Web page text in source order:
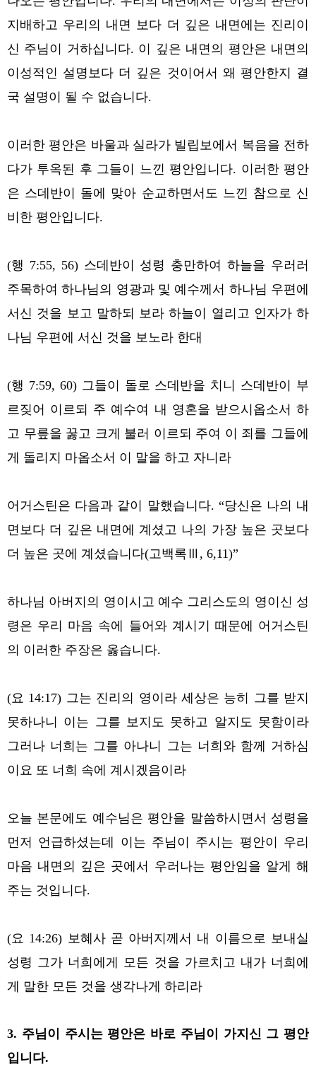
지배하고 우리의 내면 보다 더 깊은 내면에는 진리이
신 주님이 거하십니다. 이 깊은 내면의 평안은 내면의
이성적인 설명보다 더 깊은 것이어서 왜 평안한지 결
국 설명이 될 수 없습니다.
이러한 평안은 바울과 실라가 빌립보에서 복음을 전하
다가 투옥된 후 그들이 느낀 평안입니다. 이러한 평안
은 스데반이 돌에 맞아 순교하면서도 느낀 참으로 신
비한 평안입니다.
(행 7:55, 56) 스데반이 성령 충만하여 하늘을 우러러
주목하여 하나님의 영광과 및 예수께서 하나님 우편에
서신 것을 보고 말하되 보라 하늘이 열리고 인자가 하
나님 우편에 서신 것을 보노라 한대
(행 7:59, 60) 그들이 돌로 스데반을 치니 스데반이 부
르짖어 이르되 주 예수여 내 영혼을 받으시옵소서 하
고 무릎을 꿇고 크게 불러 이르되 주여 이 죄를 그들에
게 돌리지 마옵소서 이 말을 하고 자니라
어거스틴은 다음과 같이 말했습니다. “당신은 나의 내
면보다 더 깊은 내면에 계셨고 나의 가장 높은 곳보다
더 높은 곳에 계셨습니다(고백록Ⅲ, 6,11)”
하나님 아버지의 영이시고 예수 그리스도의 영이신 성
령은 우리 마음 속에 들어와 계시기 때문에 어거스틴
의 이러한 주장은 옳습니다.
(요 14:17) 그는 진리의 영이라 세상은 능히 그를 받지
못하나니 이는 그를 보지도 못하고 알지도 못함이라
그러나 너희는 그를 아나니 그는 너희와 함께 거하심
이요 또 너희 속에 계시겠음이라
오늘 본문에도 예수님은 평안을 말씀하시면서 성령을
먼저 언급하셨는데 이는 주님이 주시는 평안이 우리
마음 내면의 깊은 곳에서 우러나는 평안임을 알게 해
주는 것입니다.
(요 14:26) 보혜사 곧 아버지께서 내 이름으로 보내실
성령 그가 너희에게 모든 것을 가르치고 내가 너희에
게 말한 모든 것을 생각나게 하리라
3. 주님이 주시는 평안은 바로 주님이 가지신 그 평안
입니다.